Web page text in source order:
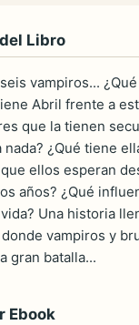
Libro
vampiros...
Abril frente a
que la tienen
nada? ¿Qué tiene
ellos esperan
años? ¿Qué
Una historia
vampiros y
gran batalla...
Ebook